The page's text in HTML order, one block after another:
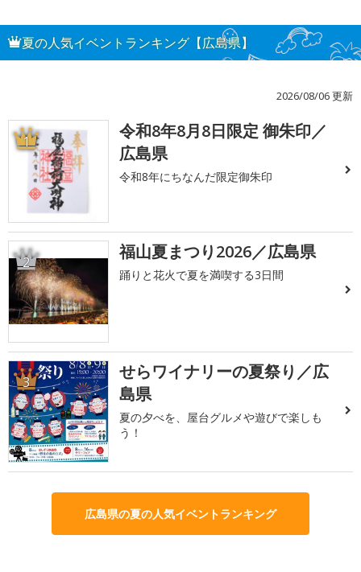
夏の人気イベントランキング【広島県】
2026/08/06 更新
1
令和8年8月8日限定 御朱印／
広島県
令和8年にちなんだ限定御朱印
2 福山夏まつり2026／広島県
踊りと花火で夏を満喫する3日間
3
せらワイナリーの夏祭り／広
島県
夏の夕べを、屋台グルメや遊びで楽しも
う！
広島県の夏の人気イベントランキング